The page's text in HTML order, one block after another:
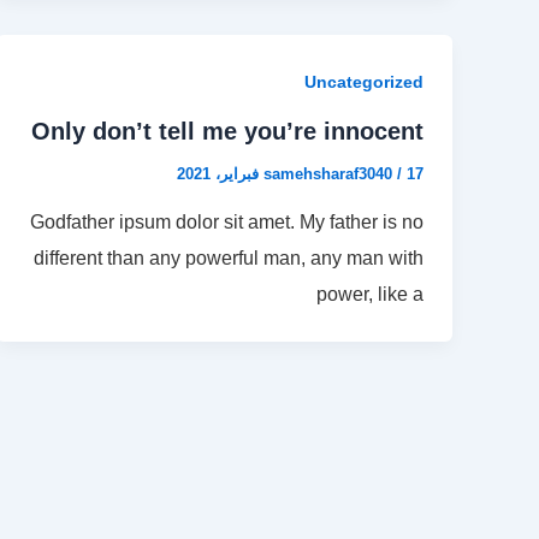
Uncategorized
Only don’t tell me you’re innocent
samehsharaf3040 / 17 فبراير، 2021
Godfather ipsum dolor sit amet. My father is no
different than any powerful man, any man with
power, like a